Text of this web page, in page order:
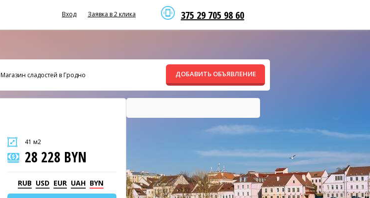
375 29 705 98 60
Вход Заявка в 2 клика
Магазин сладостей в Гродно ДОБАВИТЬ ОБЪЯВЛЕНИЕ
41 м2
28 228 BYN
RUB USD EUR UAH BYN